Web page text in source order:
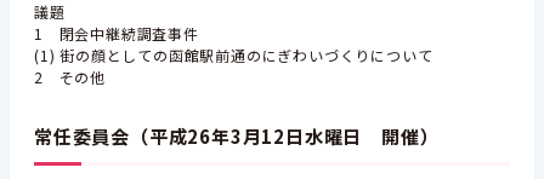
議題
1 閉会中継続調査事件
(1) 街の顔としての函館駅前通のにぎわいづくりについて
2 その他
常任委員会（平成26年3月12日水曜日 開催）